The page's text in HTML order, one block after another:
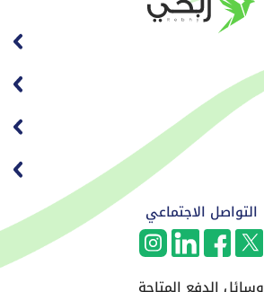
التواصل الاجتماعي